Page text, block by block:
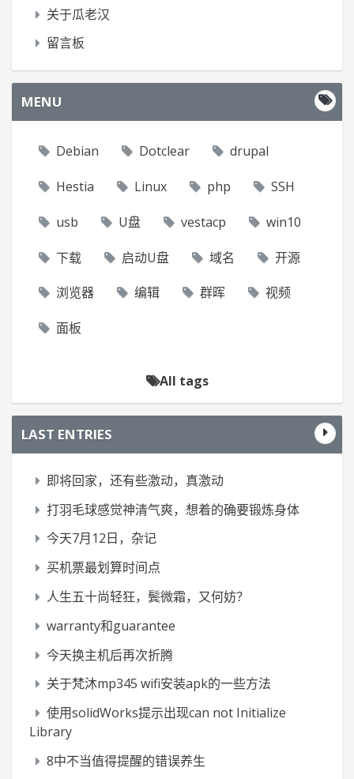
关于瓜老汉
留言板
MENU
Debian Dotclear drupal
Hestia Linux php SSH
usb U盘 vestacp win10
下载 启动U盘 域名 开源
浏览器 编辑 群晖 视频
面板
All tags
LAST ENTRIES
即将回家，还有些激动，真激动
打羽毛球感觉神清气爽，想着的确要锻炼身体
今天7月12日，杂记
买机票最划算时间点
人生五十尚轻狂，鬓微霜，又何妨？
warranty和guarantee
今天换主机后再次折腾
关于梵沐mp345 wifi安装apk的一些方法
使用solidWorks提示出现can not Initialize
Library
8中不当值得提醒的错误养生